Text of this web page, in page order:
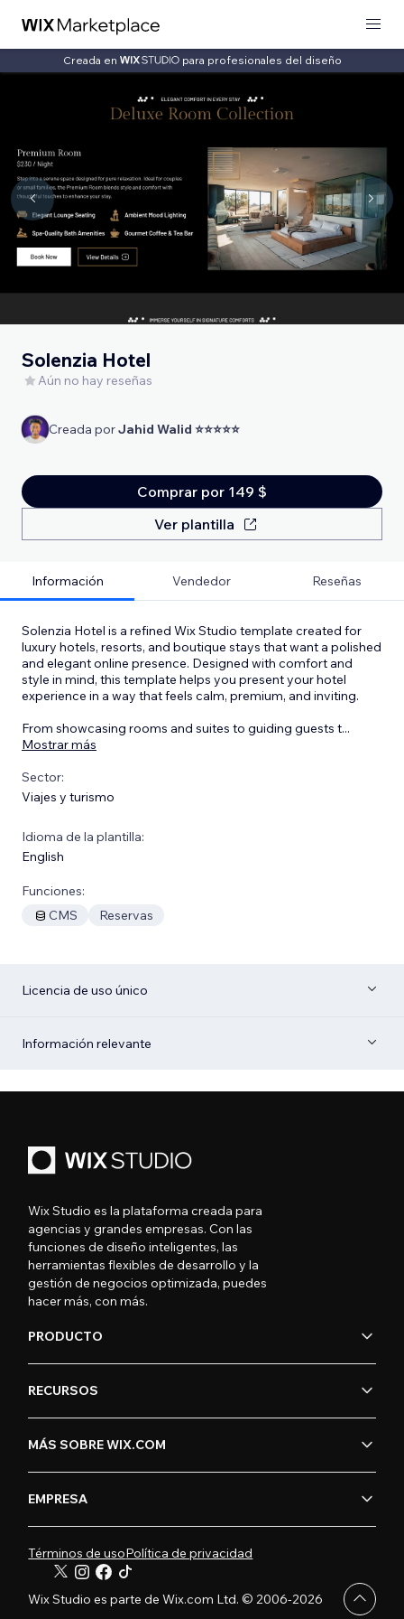
Creada en para profesionales del diseño
Solenzia Hotel
Aún no hay reseñas
Creada porJahid Walid ⭐⭐⭐⭐⭐
Comprar por 149 $
Ver plantilla
Información Vendedor Reseñas
Solenzia Hotel is a refined Wix Studio template created for
luxury hotels, resorts, and boutique stays that want a polished
and elegant online presence. Designed with comfort and
style in mind, this template helps you present your hotel
experience in a way that feels calm, premium, and inviting.
From showcasing rooms and suites to guiding guests t...
Mostrar más
Sector:
Viajes y turismo
Idioma de la plantilla:
English
Funciones:
CMS
Reservas
Licencia de uso único
Información relevante
Wix Studio es la plataforma creada para
agencias y grandes empresas. Con las
funciones de diseño inteligentes, las
herramientas flexibles de desarrollo y la
gestión de negocios optimizada, puedes
hacer más, con más.
PRODUCTO
RECURSOS
MÁS SOBRE WIX.COM
EMPRESA
Términos de usoPolítica de privacidad
Wix Studio es parte de Wix.com Ltd. © 2006-2026